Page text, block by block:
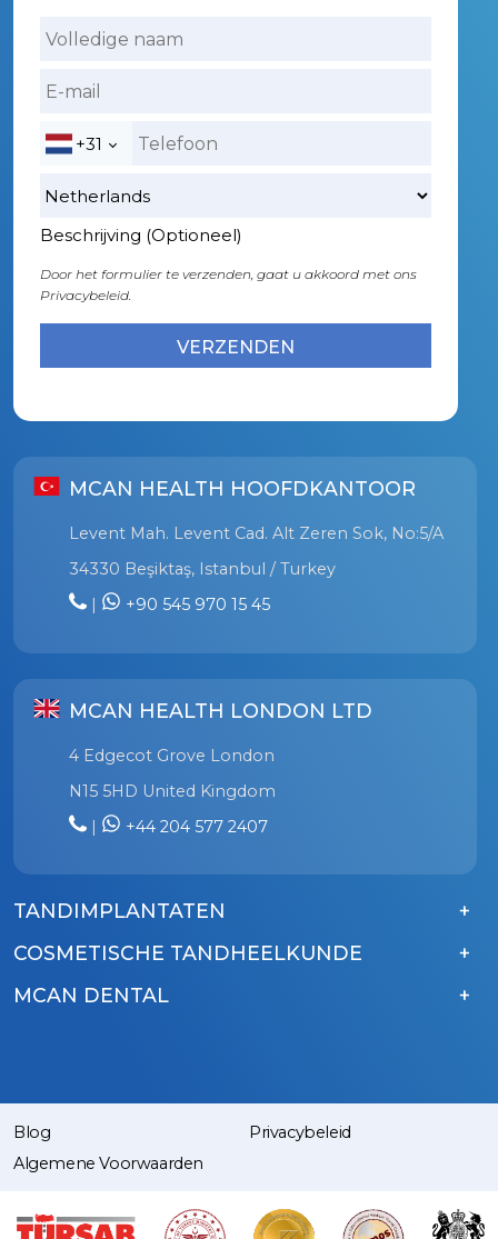
+31
Beschrijving (Optioneel)
Door het formulier te verzenden, gaat u akkoord met ons
Privacybeleid.
MCAN HEALTH HOOFDKANTOOR
Levent Mah. Levent Cad. Alt Zeren Sok, No:5/A
34330 Beşiktaş, Istanbul / Turkey
+90 545 970 15 45
MCAN HEALTH LONDON LTD
4 Edgecot Grove London
N15 5HD United Kingdom
|
+44 204 577 2407
TANDIMPLANTATEN
COSMETISCHE TANDHEELKUNDE
MCAN DENTAL
Blog
Privacybeleid
Algemene Voorwaarden